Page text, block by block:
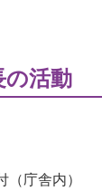
活動
庁舎内）